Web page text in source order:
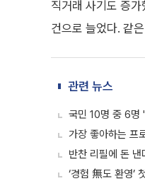
직거래 사기도 증
건으로 늘었다. 같
관련 뉴스
국민 10명 중 6명
가장 좋아하는 프
반찬 리필에 돈
‘경험 無도 환영’